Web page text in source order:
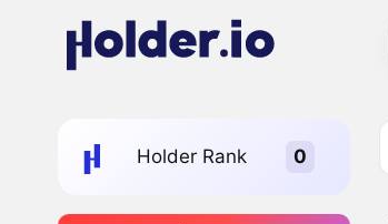
Holder Rank